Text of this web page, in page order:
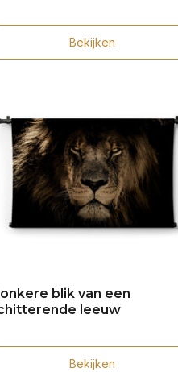
Bekijken
blik van een
leeuw
Bekijken